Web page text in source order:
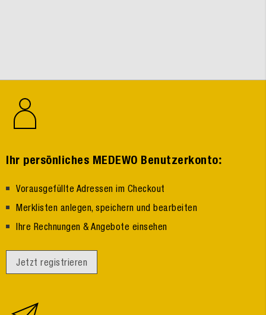
Ihr persönliches MEDEWO Benutzerkonto:
Vorausgefüllte Adressen im Checkout
Merklisten anlegen, speichern und bearbeiten
Ihre Rechnungen & Angebote einsehen
Jetzt registrieren